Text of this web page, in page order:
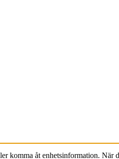
komma åt enhetsinformation.